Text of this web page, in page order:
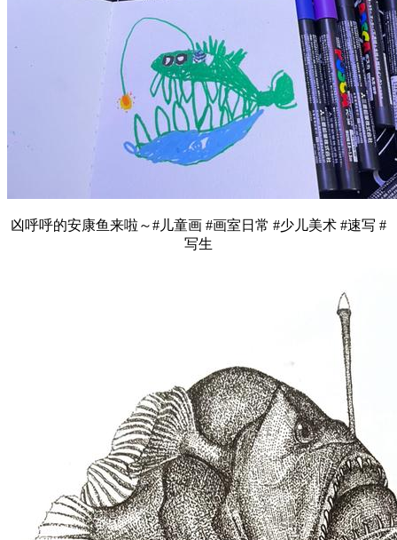
凶呼呼的安康鱼来啦～#儿童画 #画室日常 #少儿美术 #速写 #
写生